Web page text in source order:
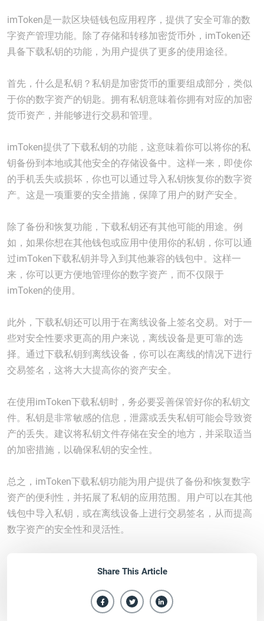
imToken是一款区块链钱包应用程序，提供了安全可靠的数
字资产管理功能。除了存储和转移加密货币外，imToken还
具备下载私钥的功能，为用户提供了更多的使用途径。
首先，什么是私钥？私钥是加密货币的重要组成部分，类似
于你的数字资产的钥匙。拥有私钥意味着你拥有对应的加密
货币资产，并能够进行交易和管理。
imToken提供了下载私钥的功能，这意味着你可以将你的私
钥备份到本地或其他安全的存储设备中。这样一来，即使你
的手机丢失或损坏，你也可以通过导入私钥恢复你的数字资
产。这是一项重要的安全措施，保障了用户的财产安全。
除了备份和恢复功能，下载私钥还有其他可能的用途。例
如，如果你想在其他钱包或应用中使用你的私钥，你可以通
过imToken下载私钥并导入到其他兼容的钱包中。这样一
来，你可以更方便地管理你的数字资产，而不仅限于
imToken的使用。
此外，下载私钥还可以用于在离线设备上签名交易。对于一
些对安全性要求更高的用户来说，离线设备是更可靠的选
择。通过下载私钥到离线设备，你可以在离线的情况下进行
交易签名，这将大大提高你的资产安全。
在使用imToken下载私钥时，务必要妥善保管好你的私钥文
件。私钥是非常敏感的信息，泄露或丢失私钥可能会导致资
产的丢失。建议将私钥文件存储在安全的地方，并采取适当
的加密措施，以确保私钥的安全性。
总之，imToken下载私钥功能为用户提供了备份和恢复数字
资产的便利性，并拓展了私钥的应用范围。用户可以在其他
钱包中导入私钥，或在离线设备上进行交易签名，从而提高
数字资产的安全性和灵活性。
Share This Article